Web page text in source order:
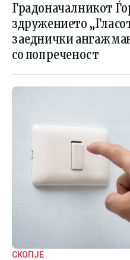
Градоначалникот
здружението
заеднички
со попреченост
СКОПЈЕ .